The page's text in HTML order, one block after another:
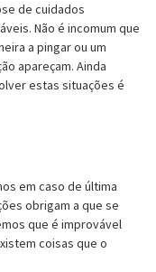
de cuidados
Não é incomum que
a pingar ou um
apareçam. Ainda
estas situações é
em caso de última
obrigam a que se
que é improvável
coisas que o